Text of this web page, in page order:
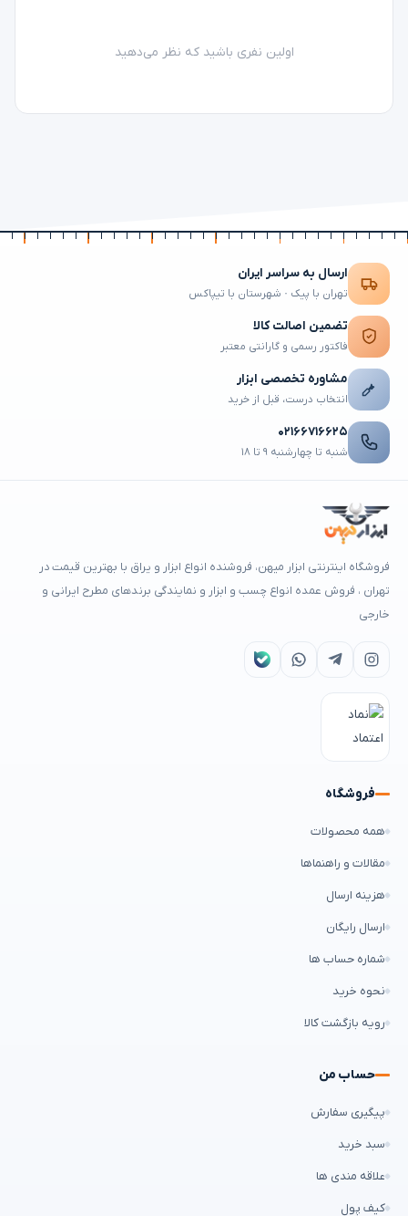
اولین نفری باشید که نظر می‌دهید
ارسال به سراسر ایران
تهران با پیک · شهرستان با تیپاکس
تضمین اصالت کالا
فاکتور رسمی و گارانتی معتبر
مشاوره تخصصی ابزار
انتخاب درست، قبل از خرید
۰۲۱۶۶۷۱۶۶۲۵
شنبه تا چهارشنبه ۹ تا ۱۸
فروشگاه اینترنتی ابزار میهن، فروشنده انواع ابزار و یراق با بهترین قیمت در
تهران ، فروش عمده انواع چسب و ابزار و نمایندگی برندهای مطرح ایرانی و
خارجی
فروشگاه
همه محصولات
مقالات و راهنماها
هزینه ارسال
ارسال رایگان
شماره حساب ها
نحوه خرید
رویه بازگشت کالا
حساب من
پیگیری سفارش
سبد خرید
علاقه مندی ها
کیف پول